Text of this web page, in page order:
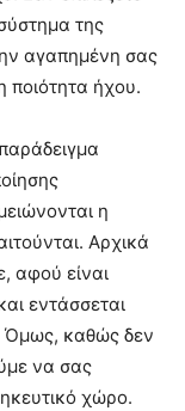
της
αγαπημένη σας
ποιότητα ήχου.
η
Αρχικά
αφού είναι
εντάσσεται
Όμως, καθώς δεν
να σας
χώρο.